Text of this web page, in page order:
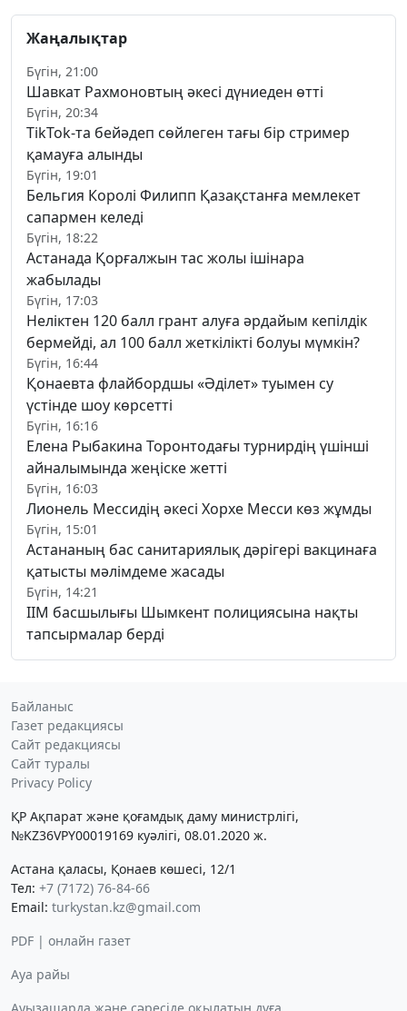
Жаңалықтар
Бүгін, 21:00
Шавкат Рахмоновтың әкесі дүниеден өтті
Бүгін, 20:34
TikTok-та бейәдеп сөйлеген тағы бір стример
қамауға алынды
Бүгін, 19:01
Бельгия Королі Филипп Қазақстанға мемлекет
сапармен келеді
Бүгін, 18:22
Астанада Қорғалжын тас жолы ішінара
жабылады
Бүгін, 17:03
Неліктен 120 балл грант алуға әрдайым кепілдік
бермейді, ал 100 балл жеткілікті болуы мүмкін?
Бүгін, 16:44
Қонаевта флайбордшы «Әділет» туымен су
үстінде шоу көрсетті
Бүгін, 16:16
Елена Рыбакина Торонтодағы турнирдің үшінші
айналымында жеңіске жетті
Бүгін, 16:03
Лионель Мессидің әкесі Хорхе Месси көз жұмды
Бүгін, 15:01
Астананың бас санитариялық дәрігері вакцинаға
қатысты мәлімдеме жасады
Бүгін, 14:21
ІІМ басшылығы Шымкент полициясына нақты
тапсырмалар берді
Байланыс
Газет редакциясы
Сайт редакциясы
Сайт туралы
Privacy Policy
ҚР Ақпарат және қоғамдық даму министрлігі,
№KZ36VPY00019169 куәлігі, 08.01.2020 ж.
Астана қаласы, Қонаев көшесі, 12/1
Тел: +7 (7172) 76-84-66
Email: turkystan.kz@gmail.com
PDF | онлайн газет
Ауа райы